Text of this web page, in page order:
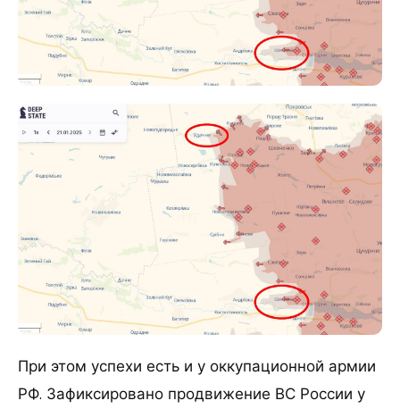
При этом успехи есть и у оккупационной армии
РФ. Зафиксировано продвижение ВС России у